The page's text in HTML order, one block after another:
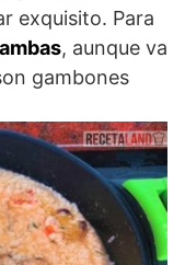
exquisito. Para
, aunque va
gambones